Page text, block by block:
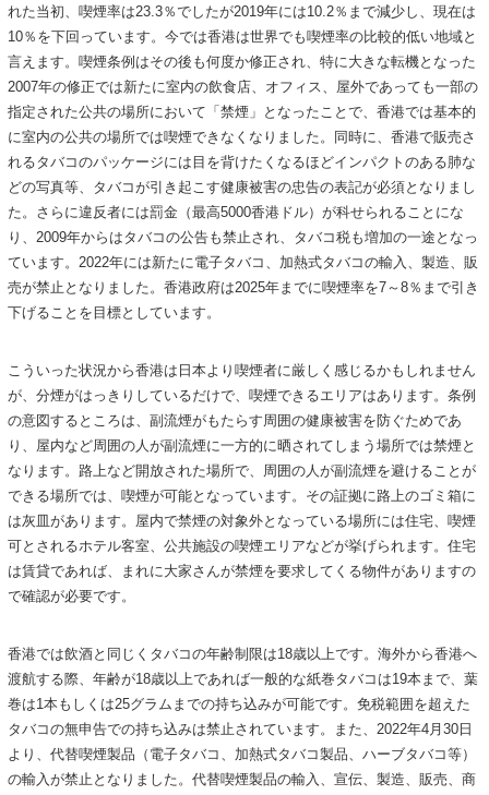
れた当初、喫煙率は23.3％でしたが2019年には10.2％まで減少し、現在は
10％を下回っています。今では香港は世界でも喫煙率の比較的低い地域と
言えます。喫煙条例はその後も何度か修正され、特に大きな転機となった
2007年の修正では新たに室内の飲食店、オフィス、屋外であっても一部の
指定された公共の場所において「禁煙」となったことで、香港では基本的
に室内の公共の場所では喫煙できなくなりました。同時に、香港で販売さ
れるタバコのパッケージには目を背けたくなるほどインパクトのある肺な
どの写真等、タバコが引き起こす健康被害の忠告の表記が必須となりまし
た。さらに違反者には罰金（最高5000香港ドル）が科せられることにな
り、2009年からはタバコの公告も禁止され、タバコ税も増加の一途となっ
ています。2022年には新たに電子タバコ、加熱式タバコの輸入、製造、販
売が禁止となりました。香港政府は2025年までに喫煙率を7～8％まで引き
下げることを目標としています。
こういった状況から香港は日本より喫煙者に厳しく感じるかもしれません
が、分煙がはっきりしているだけで、喫煙できるエリアはあります。条例
の意図するところは、副流煙がもたらす周囲の健康被害を防ぐためであ
り、屋内など周囲の人が副流煙に一方的に晒されてしまう場所では禁煙と
なります。路上など開放された場所で、周囲の人が副流煙を避けることが
できる場所では、喫煙が可能となっています。その証拠に路上のゴミ箱に
は灰皿があります。屋内で禁煙の対象外となっている場所には住宅、喫煙
可とされるホテル客室、公共施設の喫煙エリアなどが挙げられます。住宅
は賃貸であれば、まれに大家さんが禁煙を要求してくる物件がありますの
で確認が必要です。
香港では飲酒と同じくタバコの年齢制限は18歳以上です。海外から香港へ
渡航する際、年齢が18歳以上であれば一般的な紙巻タバコは19本まで、葉
巻は1本もしくは25グラムまでの持ち込みが可能です。免税範囲を超えた
タバコの無申告での持ち込みは禁止されています。また、2022年4月30日
より、代替喫煙製品（電子タバコ、加熱式タバコ製品、ハーブタバコ等）
の輸入が禁止となりました。代替喫煙製品の輸入、宣伝、製造、販売、商